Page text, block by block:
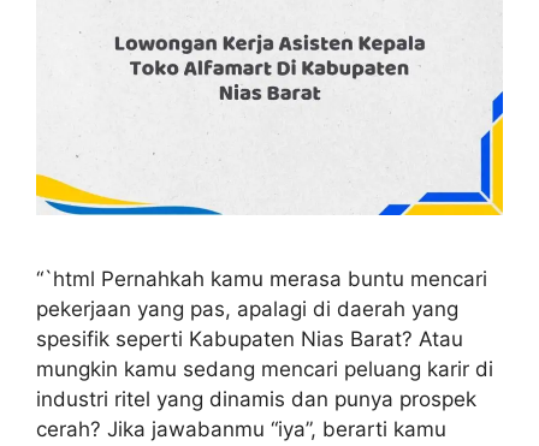
“`html Pernahkah kamu merasa buntu mencari
pekerjaan yang pas, apalagi di daerah yang
spesifik seperti Kabupaten Nias Barat? Atau
mungkin kamu sedang mencari peluang karir di
industri ritel yang dinamis dan punya prospek
cerah? Jika jawabanmu “iya”, berarti kamu